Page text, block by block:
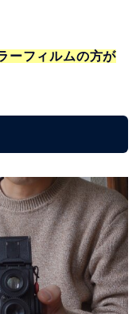
ーフィルムの方が